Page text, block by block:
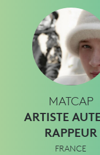
MATCAP
ARTISTE
RAPPEUR
FRANCE